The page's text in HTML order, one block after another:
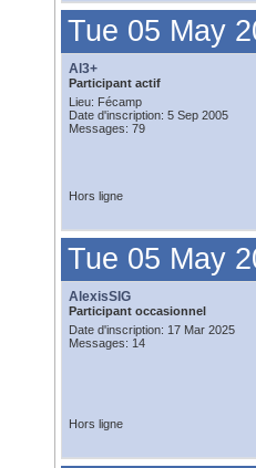
Tue 05 May
Al3+
Participant actif
Lieu: Fécamp
Date d'inscription: 5 Sep 2005
Messages: 79
Hors ligne
Tue 05 May
AlexisSIG
Participant occasionnel
Date d'inscription: 17 Mar 2025
Messages: 14
Hors ligne